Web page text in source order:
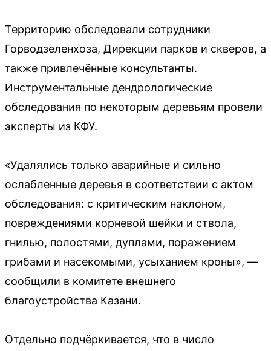
Территорию обследовали сотрудники
Горводзеленхоза, Дирекции парков и скверов, а
также привлечённые консультанты.
Инструментальные дендрологические
обследования по некоторым деревьям провели
эксперты из КФУ.
«Удалялись только аварийные и сильно
ослабленные деревья в соответствии с актом
обследования: с критическим наклоном,
повреждениями корневой шейки и ствола,
гнилью, полостями, дуплами, поражением
грибами и насекомыми, усыханием кроны», —
сообщили в комитете внешнего
благоустройства Казани.
Отдельно подчёркивается, что в число